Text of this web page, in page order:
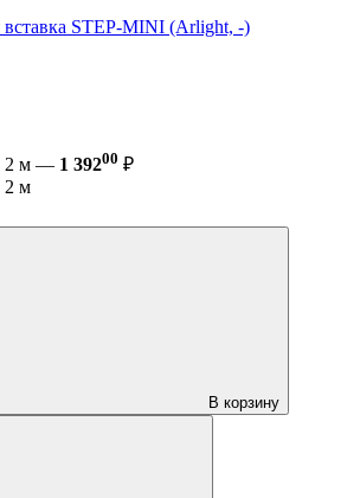
вставка STEP-MINI (Arlight, -)
2 м — 1 39200 ₽
2 м
В корзину